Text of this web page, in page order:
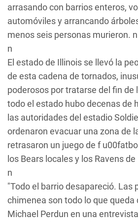
arrasando con barrios enteros,
automóviles y arrancando
menos seis personas murieron. n
n
El estado de Illinois se llevó la
de esta cadena de tornados,
poderosos por tratarse del fin de
todo el estado hubo decenas de
las autoridades del estadio
ordenaron evacuar una zona de
retrasaron un juego de f
los Bears locales y los Ravens
n
"Todo el barrio desapareció. Las
chimenea son todo lo que queda
Michael Perdun en una